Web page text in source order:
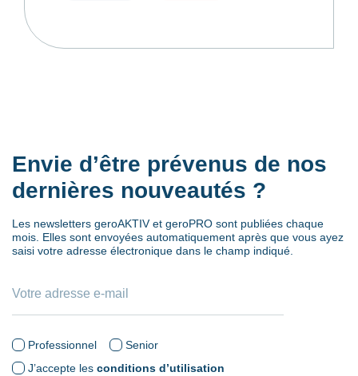
Envie d’être prévenus de nos
dernières nouveautés ?
Les newsletters geroAKTIV et geroPRO sont publiées chaque
mois. Elles sont envoyées automatiquement après que vous ayez
saisi votre adresse électronique dans le champ indiqué.
Professionnel
Senior
J’accepte les conditions d’utilisation